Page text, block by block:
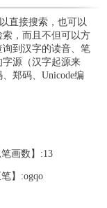
直接搜索，也可以
索，而且不但可以方
到汉字的读音、笔
源（汉字起源来
郑码、Unicode编
笔画数】:13
笔】:ogqo